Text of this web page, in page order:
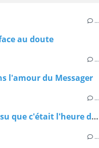
…
au doute
…
l'amour du Messager
…
Et quand j'ai su que c'était l'heure de partir
…